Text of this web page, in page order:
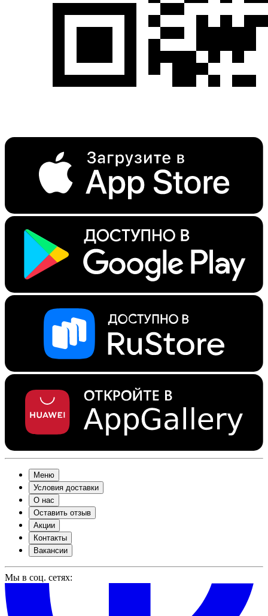
Меню
Условия доставки
О нас
Оставить отзыв
Акции
Контакты
Вакансии
Мы в соц. сетях: